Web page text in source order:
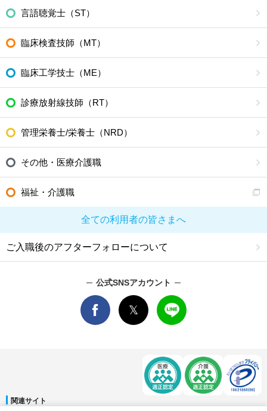
言語聴覚士（ST）
臨床検査技師（MT）
臨床工学技士（ME）
診療放射線技師（RT）
管理栄養士/栄養士（NRD）
その他・医療介護職
福祉・介護職
全ての利用者の皆さまへ
ご入職後のアフターフォローについて
公式SNSアカウント
関連サイト